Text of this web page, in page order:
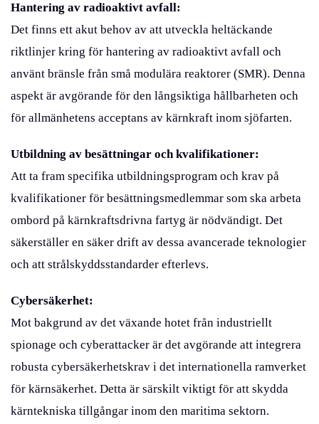
Hantering av radioaktivt avfall:
Det finns ett akut behov av att utveckla heltäckande
riktlinjer kring för hantering av radioaktivt avfall och
använt bränsle från små modulära reaktorer (SMR). Denna
aspekt är avgörande för den långsiktiga hållbarheten och
för allmänhetens acceptans av kärnkraft inom sjöfarten.
Utbildning av besättningar och kvalifikationer:
Att ta fram specifika utbildningsprogram och krav på
kvalifikationer för besättningsmedlemmar som ska arbeta
ombord på kärnkraftsdrivna fartyg är nödvändigt. Det
säkerställer en säker drift av dessa avancerade teknologier
och att strålskyddsstandarder efterlevs.
Cybersäkerhet:
Mot bakgrund av det växande hotet från industriellt
spionage och cyberattacker är det avgörande att integrera
robusta cybersäkerhetskrav i det internationella ramverket
för kärnsäkerhet. Detta är särskilt viktigt för att skydda
kärntekniska tillgångar inom den maritima sektorn.